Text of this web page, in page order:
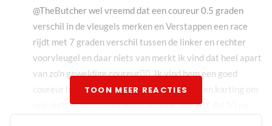
@TheButcher wel vreemd dat een coureur 0.5 graden
verschil in de vleugels merken en Verstappen een race
rijdt met 7 graden verschil tussen de linker en rechter
voorvleugel en daar niets van merkt ik vind dat heel apart
van zo'n geweldige coureur🤦‍♂️. Ik vind hem een goed
coureur hoor maar ook een coureur die buiten karting om
nog niets gepresteerd heeft. Ik denk ook niet dat hij na
TOON MEER REACTIES